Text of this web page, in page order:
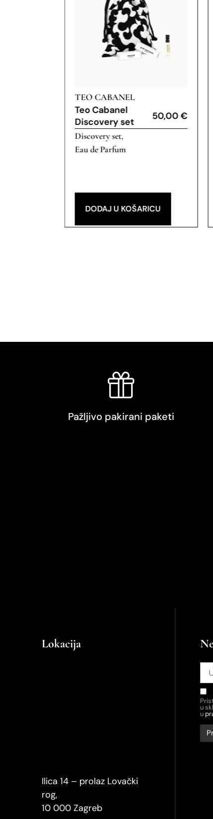
TEO CABANEL
Teo Cabanel
Discovery set
50,00 €
Discovery set,
Eau de Parfum
DODAJ U KOŠARICU
Pažljivo pakirani paketi
Lokacija
Ilica 14 – prolaz Lovački
rog,
10 000 Zagreb
u
u